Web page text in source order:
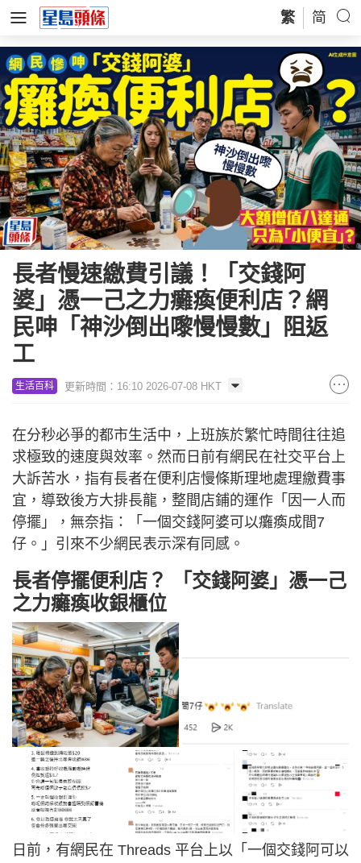
繁 简
長者慢速繳費引議！「交錢阿
婆」憑一己之力癱瘓便利店？網
民呻「神沙倒出嚟慢慢數」阻返
工
生活百科 更新時間：16:10 2026-07-08 HKT
在分秒必爭的都市生活中，上班族於繁忙時間往往追
求極致的速度與效率。然而日前有網民在社交平台上
大訴苦水，指有長者在便利店慢條斯理地處理繳費事
宜，導致後方大排長龍，整間店鋪的運作「因一人而
停擺」，無奈指：「一個交錢阿婆可以癱瘓成間7
仔。」引來不少網民表示深有同感。
長者停擺便利店？ 「交錢阿婆」憑一己
之力癱瘓收銀櫃位
日前，有網民在 Threads 平台上以「一個交錢阿可以